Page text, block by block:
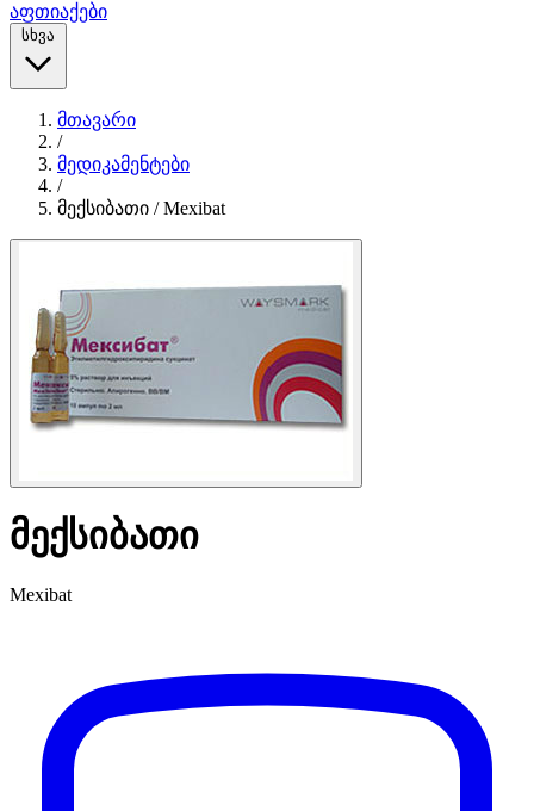
აფთიაქები
სხვა
მთავარი
/
მედიკამენტები
/
მექსიბათი / Mexibat
მექსიბათი
Mexibat